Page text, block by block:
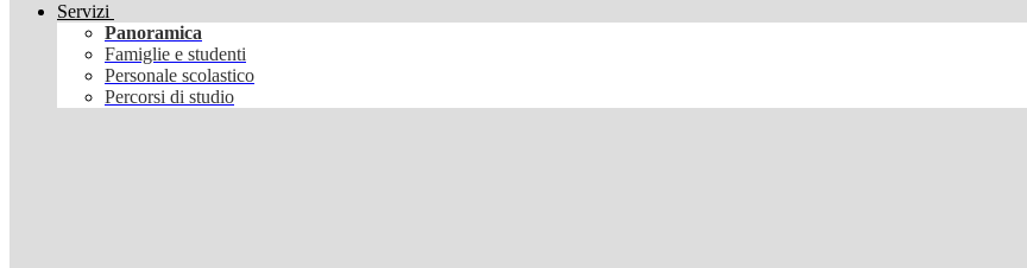
Servizi
Panoramica
Famiglie e studenti
Personale scolastico
Percorsi di studio